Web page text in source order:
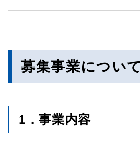
募集事業について
1．事業内容